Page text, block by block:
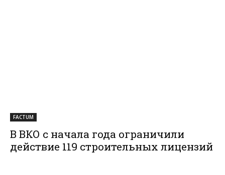
FACTUM
В ВКО с начала года ограничили
действие 119 строительных лицензий